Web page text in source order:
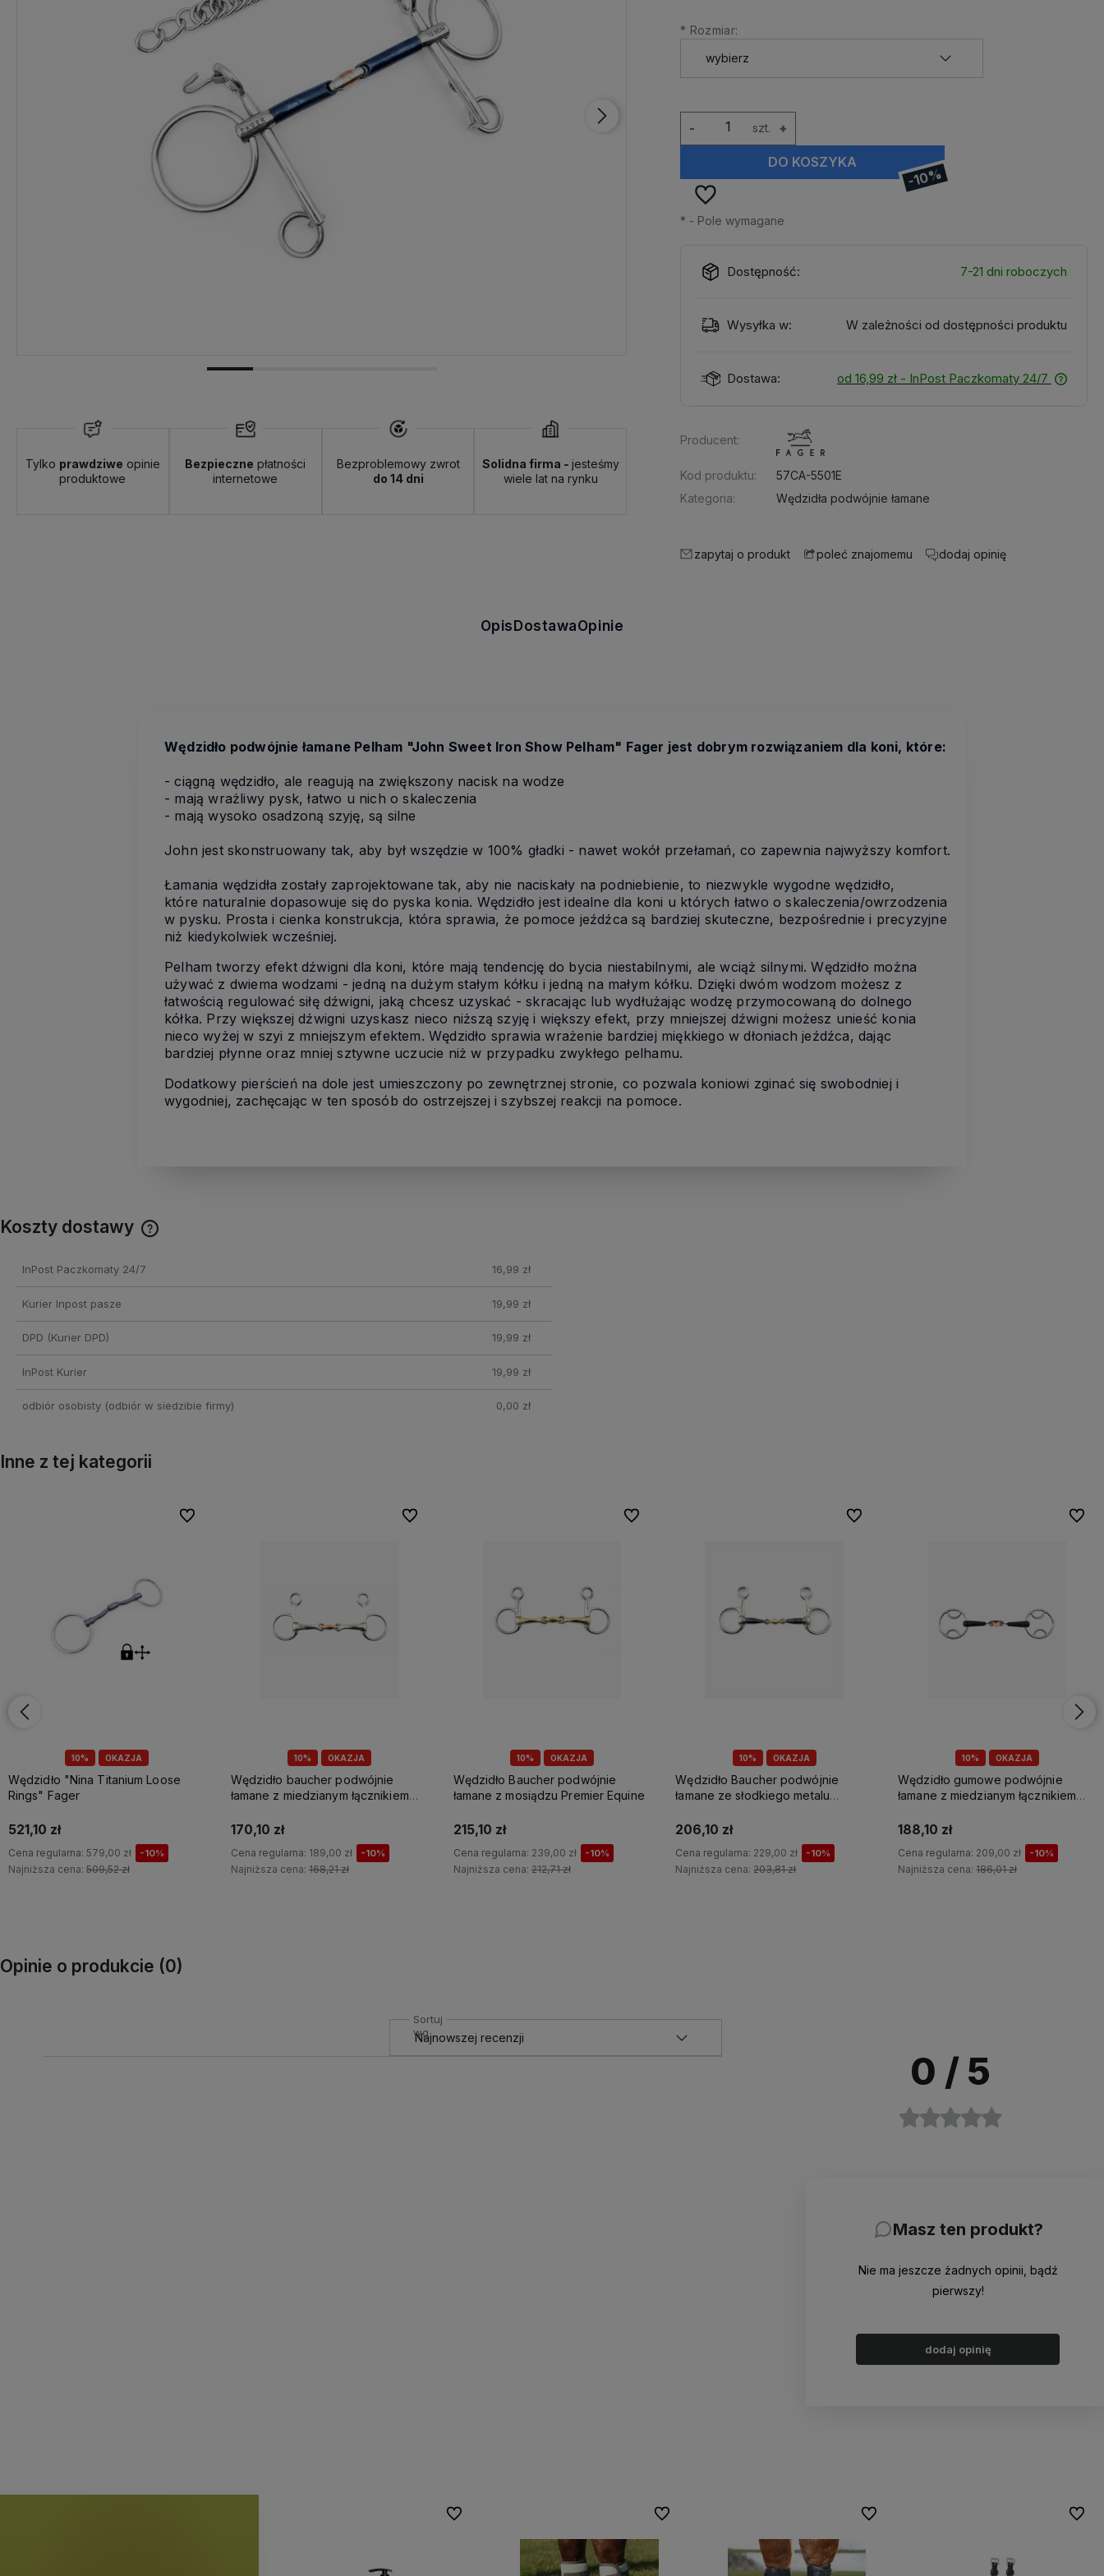
Tylko prawdziwe opinie
produktowe
Bezpieczne płatności
internetowe
Bezproblemowy zwrot
do 14 dni
Solidna firma - jesteśmy
wiele lat na rynku
* Rozmiar:
szt. +
-
DO KOSZYKA
-10%
* - Pole wymagane
Dostępność: 7-21 dni roboczych
Wysyłka w: W zależności od dostępności produktu
Dostawa: od 16,99 zł - InPost Paczkomaty 24/7
Producent:
Kod produktu:
57CA-5501E
Kategoria:
Wędzidła podwójnie łamane
zapytaj o produkt poleć znajomemu dodaj opinię
OpisDostawaOpinie
Wędzidło podwójnie łamane Pelham "John Sweet Iron Show Pelham" Fager jest dobrym rozwiązaniem dla koni, które:
- ciągną wędzidło, ale reagują na zwiększony nacisk na wodze
- mają wrażliwy pysk, łatwo u nich o skaleczenia
- mają wysoko osadzoną szyję, są silne
John jest skonstruowany tak, aby był wszędzie w 100% gładki - nawet wokół przełamań, co zapewnia najwyższy komfort.
Łamania wędzidła zostały zaprojektowane tak, aby nie naciskały na podniebienie, to niezwykle wygodne wędzidło,
które naturalnie dopasowuje się do pyska konia. Wędzidło jest idealne dla koni u których łatwo o skaleczenia/owrzodzenia
w pysku. Prosta i cienka konstrukcja, która sprawia, że pomoce jeźdźca są bardziej skuteczne, bezpośrednie i precyzyjne
niż kiedykolwiek wcześniej.
Pelham tworzy efekt dźwigni dla koni, które mają tendencję do bycia niestabilnymi, ale wciąż silnymi. Wędzidło można
używać z dwiema wodzami - jedną na dużym stałym kółku i jedną na małym kółku. Dzięki dwóm wodzom możesz z
łatwością regulować siłę dźwigni, jaką chcesz uzyskać - skracając lub wydłużając wodzę przymocowaną do dolnego
kółka. Przy większej dźwigni uzyskasz nieco niższą szyję i większy efekt, przy mniejszej dźwigni możesz unieść konia
nieco wyżej w szyi z mniejszym efektem. Wędzidło sprawia wrażenie bardziej miękkiego w dłoniach jeźdźca, dając
bardziej płynne oraz mniej sztywne uczucie niż w przypadku zwykłego pelhamu.
Dodatkowy pierścień na dole jest umieszczony po zewnętrznej stronie, co pozwala koniowi zginać się swobodniej i
wygodniej, zachęcając w ten sposób do ostrzejszej i szybszej reakcji na pomoce.
Koszty dostawy
InPost Paczkomaty 24/7 16,99 zł
Kurier Inpost pasze 19,99 zł
DPD (Kurier DPD) 19,99 zł
InPost Kurier 19,99 zł
odbiór osobisty(odbiór w siedzibie firmy) 0,00 zł
Inne z tej kategorii
10% OKAZJA
Wędzidło baucher podwójnie
łamane z miedzianym łącznikiem
170,10 zł
Cena regularna:189,00 zł -10%
Najniższa cena:168,21 zł
Do ulubionych
Do ulubionych
10% OKAZJA
Wędzidło Baucher podwójnie
łamane z mosiądzu Premier Equine
215,10 zł
Cena regularna: 239,00 zł -10%
Najniższa cena:212,71 zł
Do ulubionych
Do ulubionych
10% OKAZJA
Wędzidło Baucher podwójnie
łamane ze słodkiego metalu
206,10 zł
Cena regularna: 229,00 zł -10%
Najniższa cena:203,81 zł
Do ulubionych
Do ulubionych
10% OKAZJA
Wędzidło gumowe podwójnie
łamane z miedzianym łącznikiem
188,10 zł
Cena regularna:209,00 zł -10%
Najniższa cena:186,01 zł
Do ulubionych
Do ulubionych
10% OKAZJA
Wędzidło gumowe podwójnie
łamane z wąsami Premier Equine
179,10 zł
Cena regularna: 199,00 zł -10%
Najniższa cena:177,11 zł
Do
Do
Opinie o produkcie (0)
0 / 5
Masz ten produkt?
Nie ma jeszcze żadnych opinii, bądź
pierwszy!
dodaj opinię
Sortuj
wg
Do ulubionych Do ulubionych Do ulubionych Do